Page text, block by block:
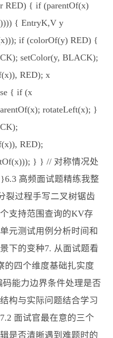
RED) { if (parentOf(x)
{ EntryK,V y
if (colorOf(y) RED) {
setColor(y, BLACK);
RED); x
{ if (x
rotateLeft(x); }
RED);
} } // 对称情况处
高频面试题精练我整
裂过程手写二叉树锯齿
支持范围查询的KV存
元测试用例分析时间和
下的变种7. 从面试题看
的四个维度基础扎实度
能力边界条件处理是否
构与实际问题结合学习
面试官最在意的三个
是否清晰遇到难题时的